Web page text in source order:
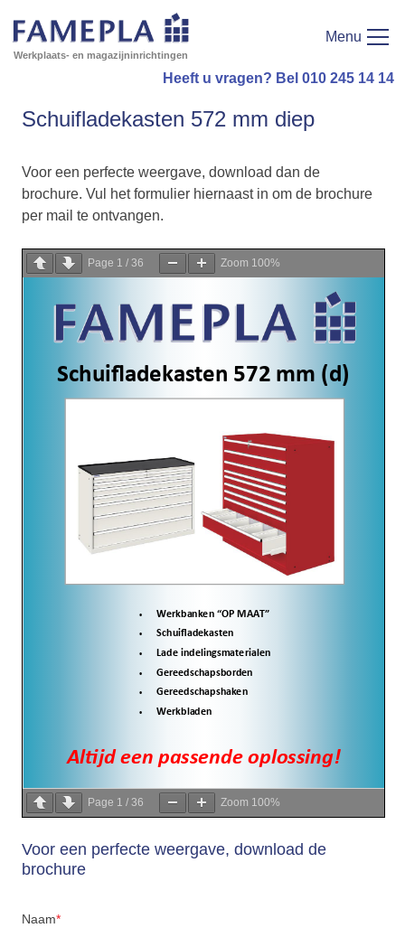
Werkplaats- en magazijninrichtingen
Menu
Heeft u vragen? Bel 010 245 14 14
Schuifladekasten 572 mm diep
Voor een perfecte weergave, download dan de
brochure. Vul het formulier hiernaast in om de brochure
per mail te ontvangen.
Page 1 / 36 Zoom 100%
Page 1 / 36 Zoom 100%
Voor een perfecte weergave, download de
brochure
Naam*